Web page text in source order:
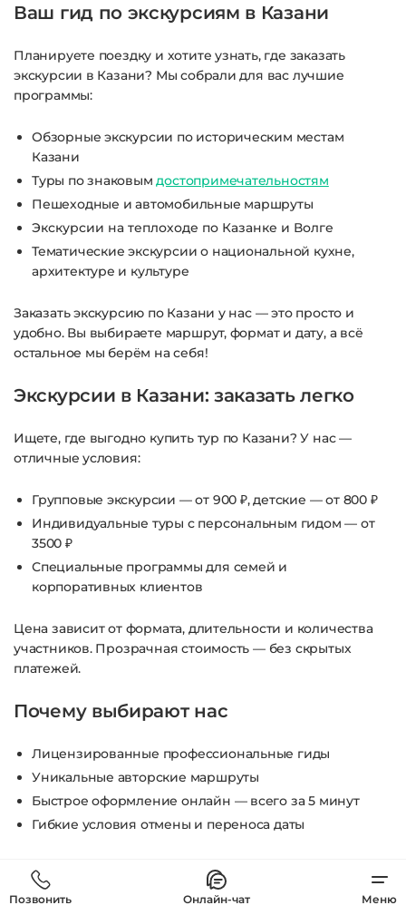
Ваш гид по экскурсиям в Казани
Планируете поездку и хотите узнать, где заказать
экскурсии в Казани? Мы собрали для вас лучшие
программы:
Обзорные экскурсии по историческим местам
Казани
Туры по знаковымдостопримечательностям
Пешеходные и автомобильные маршруты
Экскурсии на теплоходе по Казанке и Волге
Тематические экскурсии о национальной кухне,
архитектуре и культуре
Заказать экскурсию по Казани у нас — это просто и
удобно. Вы выбираете маршрут, формат и дату, а всё
остальное мы берём на себя!
Экскурсии в Казани: заказать легко
Ищете, где выгодно купить тур по Казани? У нас —
отличные условия:
Групповые экскурсии — от 900 ₽, детские — от 800 ₽
Индивидуальные туры с персональным гидом — от
3500 ₽
Специальные программы для семей и
корпоративных клиентов
Цена зависит от формата, длительности и количества
участников. Прозрачная стоимость — без скрытых
платежей.
Почему выбирают нас
Лицензированные профессиональные гиды
Уникальные авторские маршруты
Быстрое оформление онлайн — всего за 5 минут
Гибкие условия отмены и переноса даты
Нужно всего несколько часов или полноценный тур на
выходные? Мы подберём лучший вариант под ваши
планы.
Позвонить Онлайн-чат Меню